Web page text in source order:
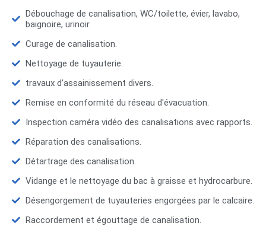
Débouchage de canalisation, WC/toilette, évier, lavabo,
baignoire, urinoir.
Curage de canalisation.
Nettoyage de tuyauterie.
travaux d’assainissement divers.
Remise en conformité du réseau d'évacuation.
Inspection caméra vidéo des canalisations avec rapports.
Réparation des canalisations.
Détartrage des canalisation.
Vidange et le nettoyage du bac à graisse et hydrocarbure.
Désengorgement de tuyauteries engorgées par le calcaire.
Raccordement et égouttage de canalisation.